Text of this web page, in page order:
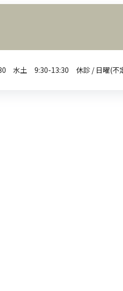
水土 9:30-13:30 休診 / 日曜(不